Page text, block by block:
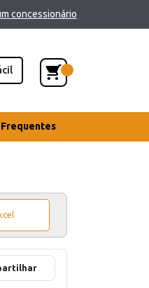
concessionário
Frequentes